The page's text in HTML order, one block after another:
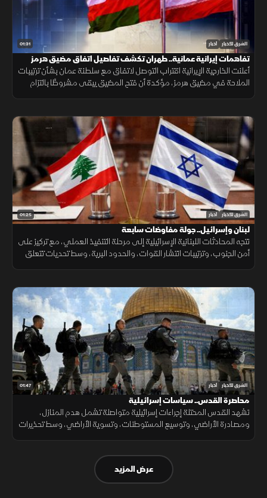
01:31 الشرق للأخبار أخبار
تفاهمات إيرانية عمانية.. طهران تكشف تفاصيل اتفاق مضيق هرمز
أعلنت الخارجية الإيرانية اقتراب التوصل لاتفاق مع سلطنة عمان بشأن ترتيبات
الملاحة في مضيق هرمز، مؤكدة أن فتح المضيق يبقى مشروطًا بالتزام
01:25 الشرق للأخبار أخبار
لبنان وإسرائيل.. جولة مفاوضات سابعة
تتجه المحادثات اللبنانية الإسرائيلية إلى مرحلة التنفيذ العملي، مع تركيز على
أمن الجنوب، وترتيبات انتشار القوات، والحدود البرية، وسط تحديات تتعلق
01:47 الشرق للأخبار أخبار
محاصرة القدس.. سياسات إسرائيلية
تشهد القدس المحتلة إجراءات إسرائيلية متواصلة تشمل هدم المنازل،
ومصادرة الأراضي، وتوسيع المستوطنات، وتسوية الأراضي، وسط تحذيرات
عرض المزيد